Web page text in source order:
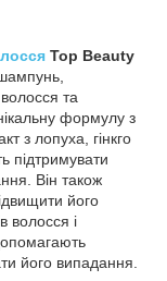
Top Beauty
та
формулу з
з лопуха, гінкго
підтримувати
Він також
його
волосся і
його випадання.